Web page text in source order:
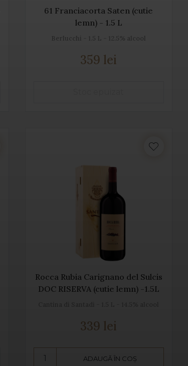
61 Franciacorta Saten (cutie
lemn) - 1.5 L
Berlucchi - 1.5 L - 12.5% alcool
359 lei
Rocca Rubia Carignano del Sulcis
DOC RISERVA (cutie lemn) -1.5L
339 lei
ADAUGĂ ÎN COȘ